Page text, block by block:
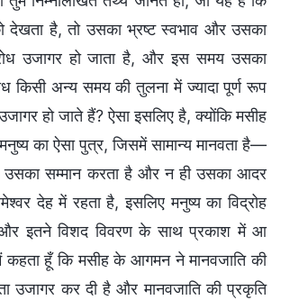
देखता है, तो उसका भ्रष्ट स्वभाव और उसका
उजागर हो जाता है, और इस समय उसका
किसी अन्य समय की तुलना में ज्यादा पूर्ण रूप
हो जाते हैं? ऐसा इसलिए है, क्योंकि मसीह
का ऐसा पुत्र, जिसमें सामान्य मानवता है—
उसका सम्मान करता है और न ही उसका आदर
देह में रहता है, इसलिए मनुष्य का विद्रोह
इतने विशद विवरण के साथ प्रकाश में आ
कहता हूँ कि मसीह के आगमन ने मानवजाति की
उजागर कर दी है और मानवजाति की प्रकृति